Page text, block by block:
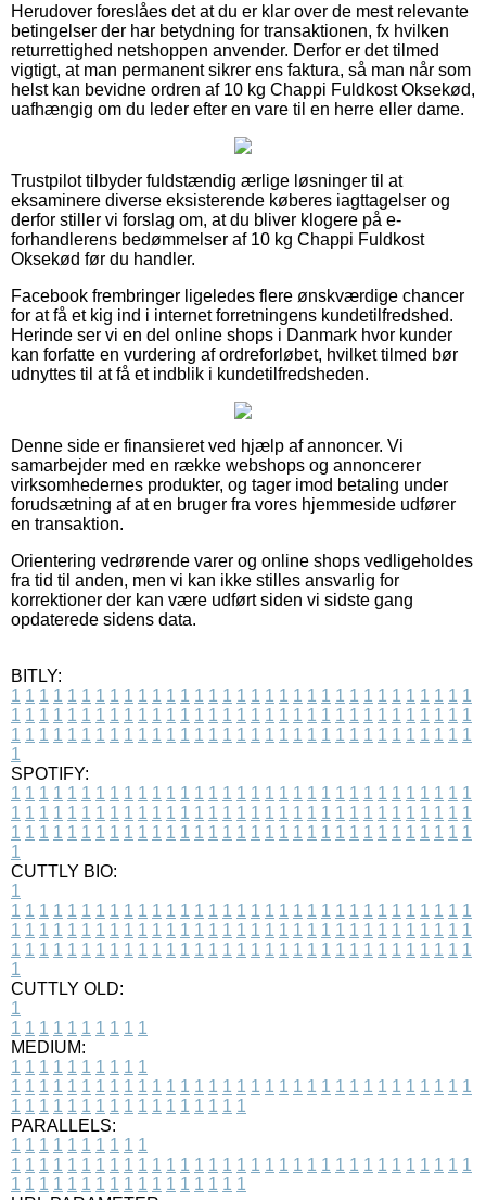
Herudover foreslåes det at du er klar over de mest relevante
betingelser der har betydning for transaktionen, fx hvilken
returrettighed netshoppen anvender. Derfor er det tilmed
vigtigt, at man permanent sikrer ens faktura, så man når som
helst kan bevidne ordren af 10 kg Chappi Fuldkost Oksekød,
uafhængig om du leder efter en vare til en herre eller dame.
Trustpilot tilbyder fuldstændig ærlige løsninger til at
eksaminere diverse eksisterende køberes iagttagelser og
derfor stiller vi forslag om, at du bliver klogere på e-
forhandlerens bedømmelser af 10 kg Chappi Fuldkost
Oksekød før du handler.
Facebook frembringer ligeledes flere ønskværdige chancer
for at få et kig ind i internet forretningens kundetilfredshed.
Herinde ser vi en del online shops i Danmark hvor kunder
kan forfatte en vurdering af ordreforløbet, hvilket tilmed bør
udnyttes til at få et indblik i kundetilfredsheden.
Denne side er finansieret ved hjælp af annoncer. Vi
samarbejder med en række webshops og annoncerer
virksomhedernes produkter, og tager imod betaling under
forudsætning af at en bruger fra vores hjemmeside udfører
en transaktion.
Orientering vedrørende varer og online shops vedligeholdes
fra tid til anden, men vi kan ikke stilles ansvarlig for
korrektioner der kan være udført siden vi sidste gang
opdaterede sidens data.
BITLY:
1 1 1 1 1 1 1 1 1 1 1 1 1 1 1 1 1 1 1 1 1 1 1 1 1 1 1 1 1 1 1 1 1
1 1 1 1 1 1 1 1 1 1 1 1 1 1 1 1 1 1 1 1 1 1 1 1 1 1 1 1 1 1 1 1 1
1 1 1 1 1 1 1 1 1 1 1 1 1 1 1 1 1 1 1 1 1 1 1 1 1 1 1 1 1 1 1 1 1
1
SPOTIFY:
1 1 1 1 1 1 1 1 1 1 1 1 1 1 1 1 1 1 1 1 1 1 1 1 1 1 1 1 1 1 1 1 1
1 1 1 1 1 1 1 1 1 1 1 1 1 1 1 1 1 1 1 1 1 1 1 1 1 1 1 1 1 1 1 1 1
1 1 1 1 1 1 1 1 1 1 1 1 1 1 1 1 1 1 1 1 1 1 1 1 1 1 1 1 1 1 1 1 1
1
CUTTLY BIO:
1
1 1 1 1 1 1 1 1 1 1 1 1 1 1 1 1 1 1 1 1 1 1 1 1 1 1 1 1 1 1 1 1 1
1 1 1 1 1 1 1 1 1 1 1 1 1 1 1 1 1 1 1 1 1 1 1 1 1 1 1 1 1 1 1 1 1
1 1 1 1 1 1 1 1 1 1 1 1 1 1 1 1 1 1 1 1 1 1 1 1 1 1 1 1 1 1 1 1 1
1
CUTTLY OLD:
1
1 1 1 1 1 1 1 1 1 1
MEDIUM:
1 1 1 1 1 1 1 1 1 1
1 1 1 1 1 1 1 1 1 1 1 1 1 1 1 1 1 1 1 1 1 1 1 1 1 1 1 1 1 1 1 1 1
1 1 1 1 1 1 1 1 1 1 1 1 1 1 1 1 1
PARALLELS:
1 1 1 1 1 1 1 1 1 1
1 1 1 1 1 1 1 1 1 1 1 1 1 1 1 1 1 1 1 1 1 1 1 1 1 1 1 1 1 1 1 1 1
1 1 1 1 1 1 1 1 1 1 1 1 1 1 1 1 1